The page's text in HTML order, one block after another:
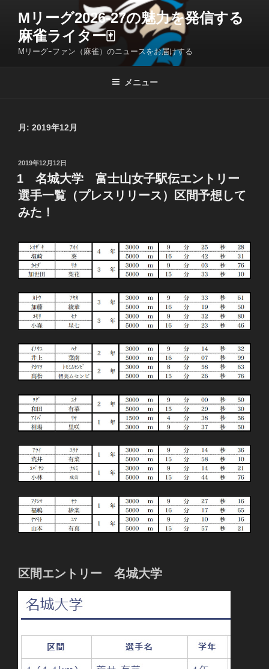
Mリーグ2026-27の魅力を発信する
麻雀ライター🀄️
Mリーグｰファン（麻雀）のニュースをお届けする
メニュー
月: 2019年12月
投
稿
日:
2019年12月12日
1 名城大学 富士山女子駅伝エントリー
選手一覧（プレスリリース）区間予想して
みた！
区間エントリー 名城大学